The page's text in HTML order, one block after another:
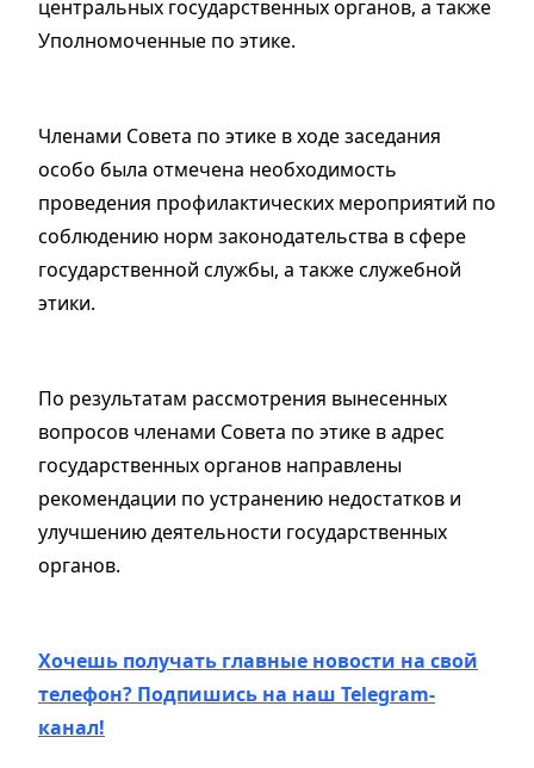
центральных государственных органов, а также
Уполномоченные по этике.
Членами Совета по этике в ходе заседания
особо была отмечена необходимость
проведения профилактических мероприятий по
соблюдению норм законодательства в сфере
государственной службы, а также служебной
этики.
По результатам рассмотрения вынесенных
вопросов членами Совета по этике в адрес
государственных органов направлены
рекомендации по устранению недостатков и
улучшению деятельности государственных
органов.
Хочешь получать главные новости на свой
телефон? Подпишись на наш Telegram-
канал!